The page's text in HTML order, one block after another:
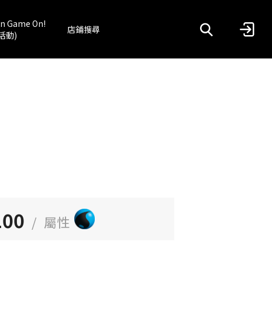
Game On!
動)
店鋪搜尋
/ 屬性